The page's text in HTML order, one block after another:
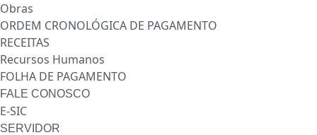
Obras
ORDEM CRONOLÓGICA DE PAGAMENTO
RECEITAS
Recursos Humanos
FOLHA DE PAGAMENTO
FALE CONOSCO
E-SIC
SERVIDOR